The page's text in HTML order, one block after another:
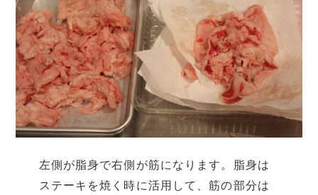
左側が脂身で右側が筋になります。脂身は
ステーキを焼く時に活用して、筋の部分は